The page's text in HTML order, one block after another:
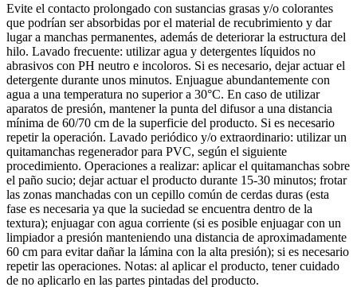
Evite el contacto prolongado con sustancias grasas y/o colorantes
que podrían ser absorbidas por el material de recubrimiento y dar
lugar a manchas permanentes, además de deteriorar la estructura del
hilo. Lavado frecuente: utilizar agua y detergentes líquidos no
abrasivos con PH neutro e incoloros. Si es necesario, dejar actuar el
detergente durante unos minutos. Enjuague abundantemente con
agua a una temperatura no superior a 30°C. En caso de utilizar
aparatos de presión, mantener la punta del difusor a una distancia
mínima de 60/70 cm de la superficie del producto. Si es necesario
repetir la operación. Lavado periódico y/o extraordinario: utilizar un
quitamanchas regenerador para PVC, según el siguiente
procedimiento. Operaciones a realizar: aplicar el quitamanchas sobre
el paño sucio; dejar actuar el producto durante 15-30 minutos; frotar
las zonas manchadas con un cepillo común de cerdas duras (esta
fase es necesaria ya que la suciedad se encuentra dentro de la
textura); enjuagar con agua corriente (si es posible enjuagar con un
limpiador a presión manteniendo una distancia de aproximadamente
60 cm para evitar dañar la lámina con la alta presión); si es necesario
repetir las operaciones. Notas: al aplicar el producto, tener cuidado
de no aplicarlo en las partes pintadas del producto.